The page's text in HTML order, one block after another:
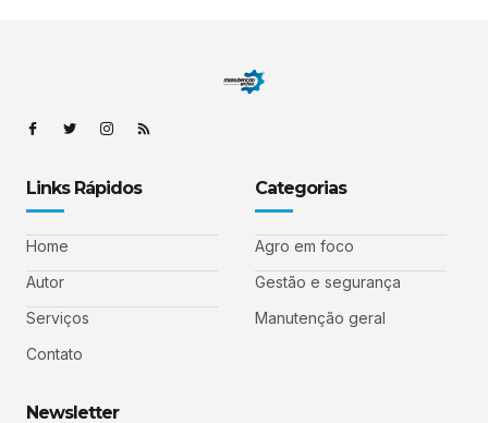
Links Rápidos
Home
Autor
Serviços
Contato
Categorias
Agro em foco
Gestão e segurança
Manutenção geral
Newsletter